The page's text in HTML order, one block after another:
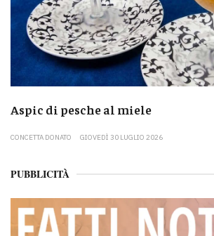
Aspic di pesche al miele
CONCETTA DONATO GIOVEDÌ 30 LUGLIO 2026
PUBBLICITÀ